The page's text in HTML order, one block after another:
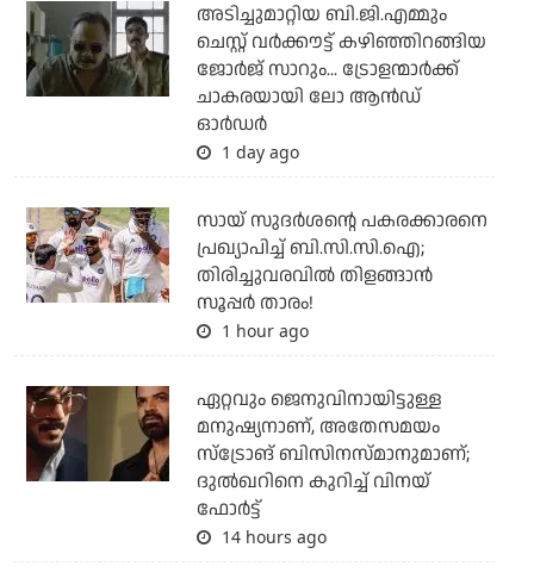
അടിച്ചുമാറ്റിയ ബി.ജി.എമ്മും
ചെസ്റ്റ് വര്‍ക്കൗട്ട് കഴിഞ്ഞിറങ്ങിയ
ജോര്‍ജ് സാറും... ട്രോളന്മാര്‍ക്ക്
ചാകരയായി ലോ ആന്‍ഡ്
ഓര്‍ഡര്‍
1 day ago
സായ് സുദര്‍ശന്റെ പകരക്കാരനെ
പ്രഖ്യാപിച്ച് ബി.സി.സി.ഐ;
തിരിച്ചുവരവില്‍ തിളങ്ങാന്‍
സൂപ്പര്‍ താരം!
1 hour ago
ഏറ്റവും ജെനുവിനായിട്ടുള്ള
മനുഷ്യനാണ്, അതേസമയം
സ്‌ട്രോങ് ബിസിനസ്മാനുമാണ്;
ദുല്‍ഖറിനെ കുറിച്ച് വിനയ്
ഫോര്‍ട്ട്
14 hours ago